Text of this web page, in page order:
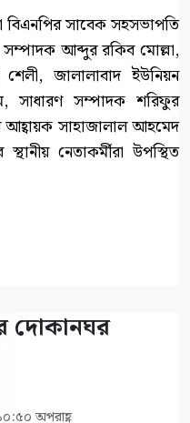
বিএনপির সাবেক সহসভাপতি
সম্পাদক আব্দুর রকিব মোল্লা,
জালালাবাদ ইউনিয়ন
সাধারণ সম্পাদক শরিফুর
সাহাজালাল আহমেদ
নেতাকর্মীরা উপস্থিত
দোকানঘর
অপরাহ্ণ